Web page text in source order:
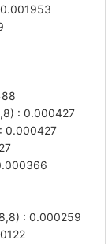
: 0.000427
0.000427
: 0.000259